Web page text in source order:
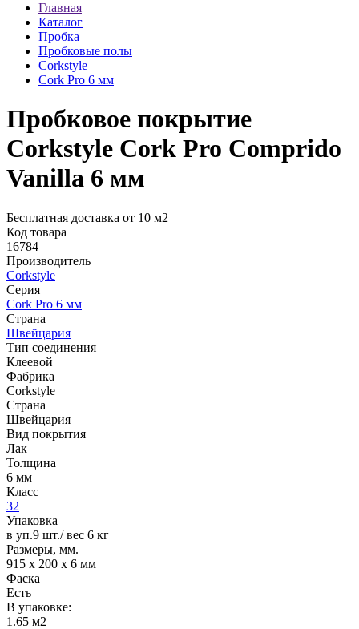
Главная
Каталог
Пробка
Пробковые полы
Corkstyle
Cork Pro 6 мм
Пробковое покрытие
Corkstyle Cork Pro Comprido
Vanilla 6 мм
Бесплатная доставка от 10 м2
Код товара
16784
Производитель
Corkstyle
Серия
Cork Pro 6 мм
Страна
Швейцария
Тип соединения
Клеевой
Фабрика
Corkstyle
Страна
Швейцария
Вид покрытия
Лак
Толщина
6 мм
Класс
32
Упаковка
в уп.9 шт./ вес 6 кг
Размеры, мм.
915 х 200 х 6 мм
Фаска
Есть
В упаковке:
1.65 м2